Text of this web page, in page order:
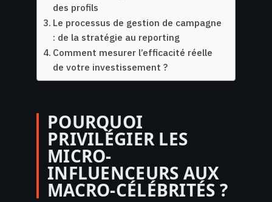
des profils
Le processus de gestion de campagne
: de la stratégie au reporting
Comment mesurer l’efficacité réelle
de votre investissement ?
POURQUOI
PRIVILÉGIER LES
MICRO-
INFLUENCEURS AUX
MACRO-CÉLÉBRITÉS ?